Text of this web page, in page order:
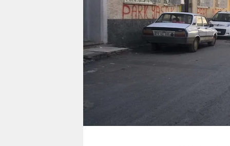
verlag
veranstaltungen
shop
fragen & hilfe
genossenschaft